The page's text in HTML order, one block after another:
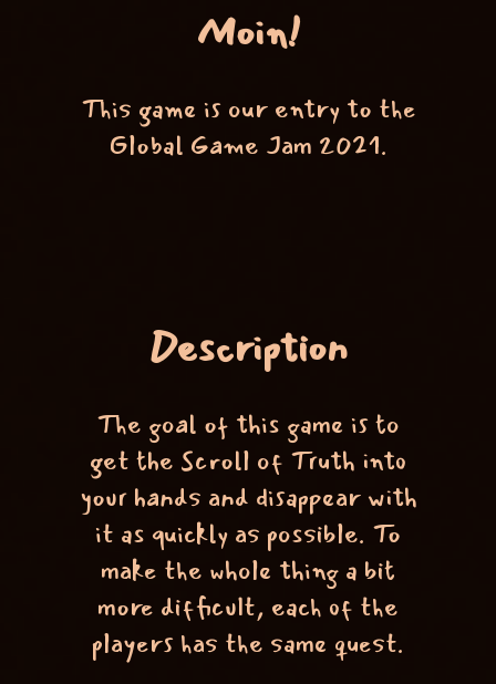
Moin!
This game is our entry to the
Global Game Jam 2021.
Description
The goal of this game is to
get the Scroll of Truth into
your hands and disappear with
it as quickly as possible. To
make the whole thing a bit
more difficult, each of the
players has the same quest.